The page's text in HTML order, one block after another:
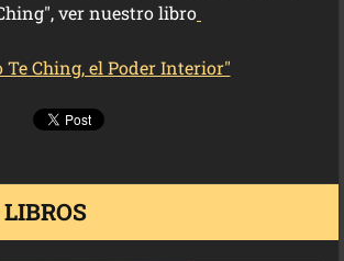
ver nuestro libro
Te Ching, el Poder Interior"